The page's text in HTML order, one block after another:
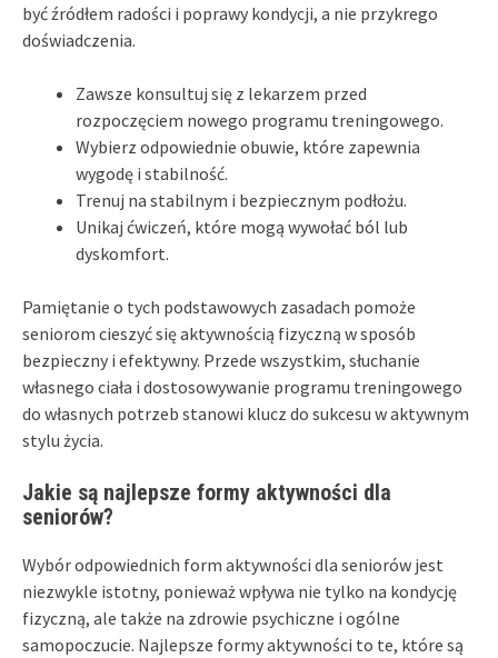
być źródłem radości i poprawy kondycji, a nie przykrego
doświadczenia.
Zawsze konsultuj się z lekarzem przed
rozpoczęciem nowego programu treningowego.
Wybierz odpowiednie obuwie, które zapewnia
wygodę i stabilność.
Trenuj na stabilnym i bezpiecznym podłożu.
Unikaj ćwiczeń, które mogą wywołać ból lub
dyskomfort.
Pamiętanie o tych podstawowych zasadach pomoże
seniorom cieszyć się aktywnością fizyczną w sposób
bezpieczny i efektywny. Przede wszystkim, słuchanie
własnego ciała i dostosowywanie programu treningowego
do własnych potrzeb stanowi klucz do sukcesu w aktywnym
stylu życia.
Jakie są najlepsze formy aktywności dla
seniorów?
Wybór odpowiednich form aktywności dla seniorów jest
niezwykle istotny, ponieważ wpływa nie tylko na kondycję
fizyczną, ale także na zdrowie psychiczne i ogólne
samopoczucie. Najlepsze formy aktywności to te, które są